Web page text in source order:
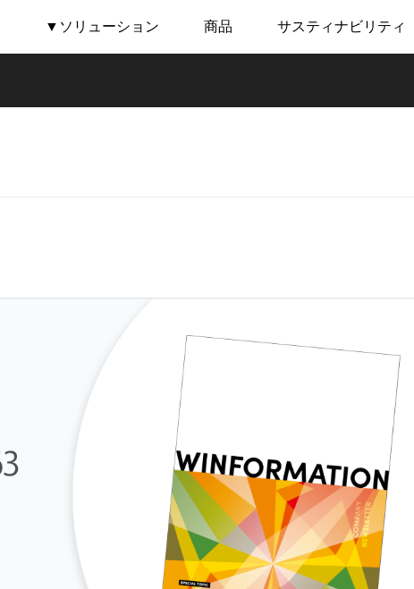
▼ソリューション 商品 サスティナビリティ